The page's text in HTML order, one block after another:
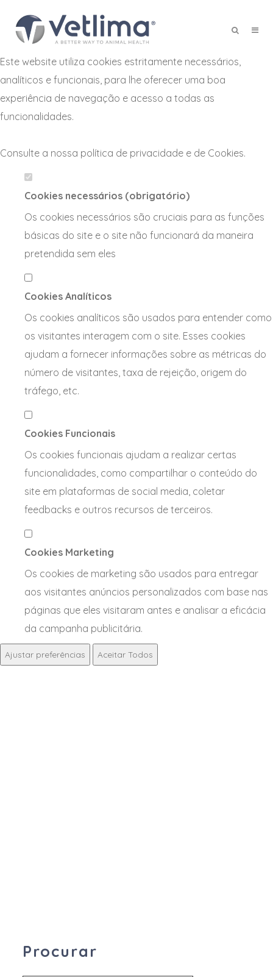
Defina as suas preferências de
cookies para este website.
Este website utiliza cookies estritamente necessários,
analíticos e funcionais, para lhe oferecer uma boa
experiência de navegação e acesso a todas as
funcionalidades.
Consulte a nossa política de privacidade e de Cookies.
Cookies necessários (obrigatório)
Os cookies necessários são cruciais para as funções
básicas do site e o site não funcionará da maneira
pretendida sem eles
Cookies Analíticos
Os cookies analíticos são usados para entender como
os visitantes interagem com o site. Esses cookies
ajudam a fornecer informações sobre as métricas do
número de visitantes, taxa de rejeição, origem do
tráfego, etc.
Cookies Funcionais
Os cookies funcionais ajudam a realizar certas
funcionalidades, como compartilhar o conteúdo do
site em plataformas de social media, coletar
feedbacks e outros recursos de terceiros.
Cookies Marketing
Os cookies de marketing são usados para entregar
aos visitantes anúncios personalizados com base nas
páginas que eles visitaram antes e analisar a eficácia
da campanha publicitária.
Ajustar preferências Aceitar Todos
Procurar